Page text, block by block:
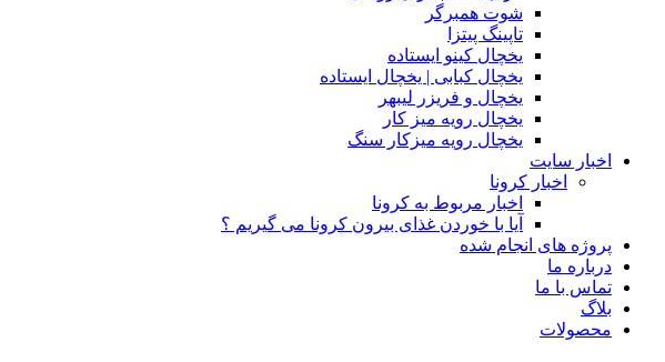
شوت همبرگر
تاپینگ پیتزا
یخچال کینو ایستاده
یخچال کبابی | یخچال ایستاده
یخچال و فریزر لیبهر
یخچال رویه میز کار
یخچال رویه میزکار سنگ
اخبار سایت
اخبار کرونا
اخبار مربوط به کرونا
آیا با خوردن غذای بیرون کرونا می گیریم ؟
پروژه های انجام شده
درباره ما
تماس با ما
بلاگ
محصولات